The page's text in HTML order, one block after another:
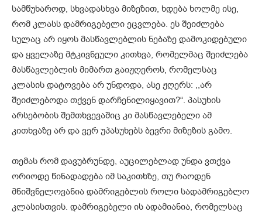
სამწუხაროდ, სხვადასხვა მიზეზით, ხდება ხოლმე ისე,
რომ კლასს დამრიგებელი ეცვლება. ეს შეიძლება
სულაც არ იყოს მასწავლებლის ნებაზე დამოკიდებული
და ყველაზე მტკივნეული კითხვა, რომელმაც შეიძლება
მასწავლებლის მიმართ გაიჟღეროს, რომელსაც
კლასის დატოვება არ უნდოდა, ასე ჟღერს: ,,არ
შეიძლებოდა თქვენ დარჩენილიყავით?“. პასუხის
არსებობის შემთხვევაშიც კი მასწავლებელი ამ
კითხვაზე არ და ვერ უპასუხებს ბევრი მიზეზის გამო.
თემას რომ დავუბრუნდე, აუცილებლად უნდა ვთქვა
ორიოდე წინადადება იმ საკითხზე, თუ რაოდენ
მნიშვნელოვანია დამრიგებლის როლი სადამრიგებლო
კლასისთვის. დამრიგებელი ის ადამიანია, რომელსაც